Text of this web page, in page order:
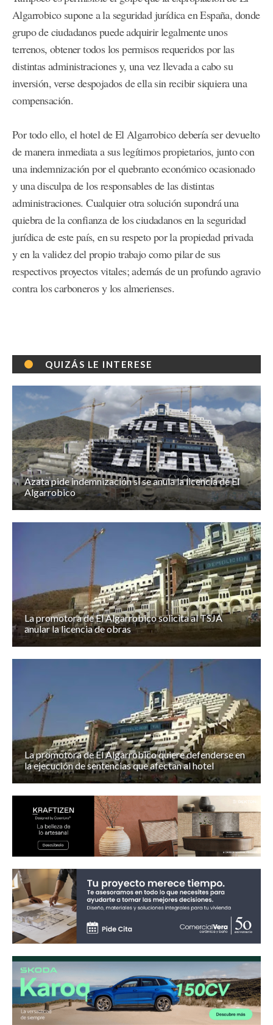
Algarrobico supone a la seguridad jurídica en España, donde
grupo de ciudadanos puede adquirir legalmente unos
terrenos, obtener todos los permisos requeridos por las
distintas administraciones y, una vez llevada a cabo su
inversión, verse despojados de ella sin recibir siquiera una
compensación.
Por todo ello, el hotel de El Algarrobico debería ser devuelto
de manera inmediata a sus legítimos propietarios, junto con
una indemnización por el quebranto económico ocasionado
y una disculpa de los responsables de las distintas
administraciones. Cualquier otra solución supondrá una
quiebra de la confianza de los ciudadanos en la seguridad
jurídica de este país, en su respeto por la propiedad privada
y en la validez del propio trabajo como pilar de sus
respectivos proyectos vitales; además de un profundo agravio
contra los carboneros y los almerienses.
QUIZÁS LE INTERESE
Azata pide indemnización si se anula la licencia de El
Algarrobico
La promotora de El Algarrobico solicita al TSJA
anular la licencia de obras
La promotora de El Algarrobico quiere defenderse en
la ejecución de sentencias que afectan al hotel